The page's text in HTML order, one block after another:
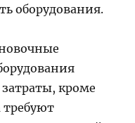
оборудования.
кроме
требуют